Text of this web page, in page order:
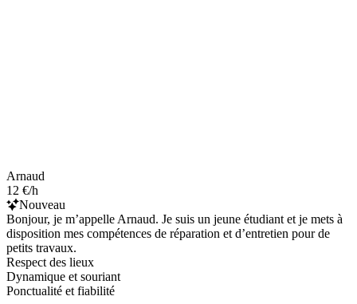
Arnaud
12 €/h
Nouveau
Bonjour, je m’appelle Arnaud. Je suis un jeune étudiant et je mets à
disposition mes compétences de réparation et d’entretien pour de
petits travaux.
Respect des lieux
Dynamique et souriant
Ponctualité et fiabilité